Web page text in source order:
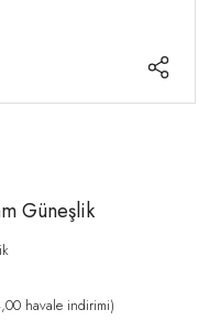
Güneşlik
havale indirimi)